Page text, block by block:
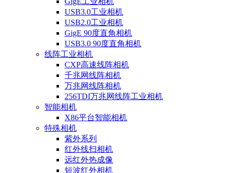
USB3.0工业相机
USB2.0工业相机
GigE 90度直角相机
USB3.0 90度直角相机
线阵工业相机
CXP高速线阵相机
千兆网线阵相机
万兆网线阵相机
256TDI万兆网线阵工业相机
智能相机
X86平台智能相机
特殊相机
紫外系列
红外线扫相机
远红外热成像
短波红外相机